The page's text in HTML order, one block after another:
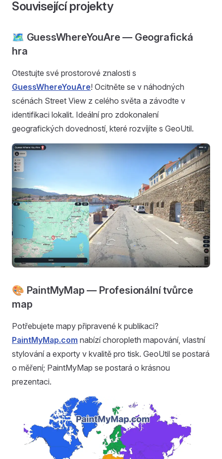
Související projekty
🗺️ GuessWhereYouAre — Geografická
hra
Otestujte své prostorové znalosti s
GuessWhereYouAre! Ocitněte se v náhodných
scénách Street View z celého světa a závodte v
identifikaci lokalit. Ideální pro zdokonalení
geografických dovedností, které rozvíjíte s GeoUtil.
🎨 PaintMyMap — Profesionální tvůrce
map
Potřebujete mapy připravené k publikaci?
PaintMyMap.com nabízí choropleth mapování, vlastní
stylování a exporty v kvalitě pro tisk. GeoUtil se postará
o měření; PaintMyMap se postará o krásnou
prezentaci.